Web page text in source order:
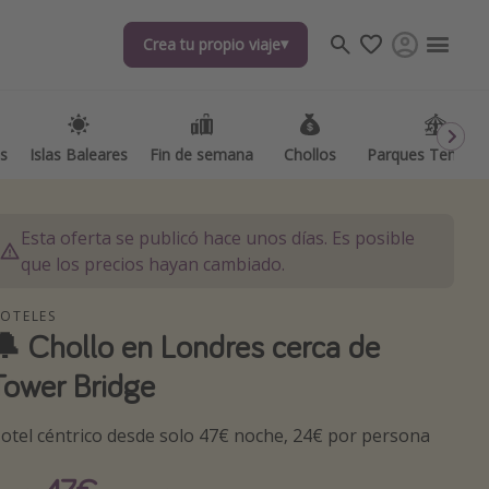
Crea tu propio viaje
Islas Baleares Fin de semana Chollos Parques
Crea tu propio viaje
Islas Baleares Fin de semana Chollos Parques
destinos
Esta oferta se publicó hace unos días. Es posible
que los precios hayan cambiado.
Chollo en Londres cerca de
Bridge
céntrico desde solo 47€ noche, 24€ por persona